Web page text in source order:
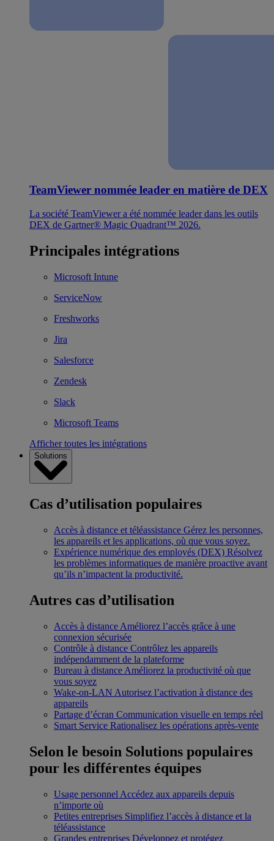
TeamViewer nommée leader en matière de DEX
La société TeamViewer a été nommée leader dans les outils
DEX de Gartner® Magic Quadrant™ 2026.
Principales intégrations
Microsoft Intune
ServiceNow
Freshworks
Jira
Salesforce
Zendesk
Slack
Microsoft Teams
Afficher toutes les intégrations
Solutions
Cas d’utilisation populaires
Accès à distance et téléassistance Gérez les personnes,
les appareils et les applications, où que vous soyez.
Expérience numérique des employés (DEX) Résolvez
les problèmes informatiques de manière proactive avant
qu’ils n’impactent la productivité.
Autres cas d’utilisation
Accès à distance Améliorez l’accès grâce à une
connexion sécurisée
Contrôle à distance Contrôlez les appareils
indépendamment de la plateforme
Bureau à distance Améliorez la productivité où que
vous soyez
Wake-on-LAN Autorisez l’activation à distance des
appareils
Partage d’écran Communication visuelle en temps réel
Smart Service Rationalisez les opérations après-vente
Selon le besoin Solutions populaires
pour les différentes équipes
Usage personnel Accédez aux appareils depuis
n’importe où
Petites entreprises Simplifiez l’accès à distance et la
téléassistance
Grandes entreprises Développez et protégez